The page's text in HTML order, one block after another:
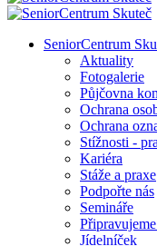
SeniorCentrum
Aktuality
Fotogalerie
Půjčovna
Ochrana
Ochrana
Stížnosti -
Kariéra
Stáže a praxe
Podpořte nás
Semináře
Jídelníček